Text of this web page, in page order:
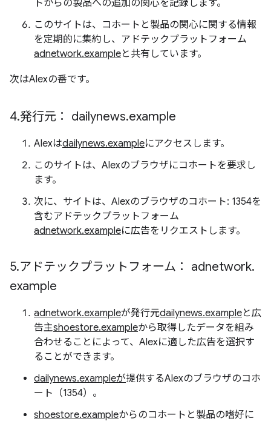
トからの製品への追加の関心を記録します。
このサイトは、コホートと製品の関心に関する情報
を定期的に集約し、アドテックプラットフォーム
adnetwork.exampleと共有しています。
次はAlexの番です。
4.発行元： dailynews.example
Alexはdailynews.exampleにアクセスします。
このサイトは、Alexのブラウザにコホートを要求し
ます。
次に、サイトは、Alexのブラウザのコホート: 1354を
含むアドテックプラットフォーム
adnetwork.exampleに広告をリクエストします。
5.アドテックプラットフォーム： adnetwork.
example
adnetwork.exampleが発行元dailynews.exampleと広
告主shoestore.exampleから取得したデータを組み
合わせることによって、Alexに適した広告を選択す
ることができます。
dailynews.exampleが提供するAlexのブラウザのコホ
ート（1354）。
shoestore.exampleからのコホートと製品の嗜好に